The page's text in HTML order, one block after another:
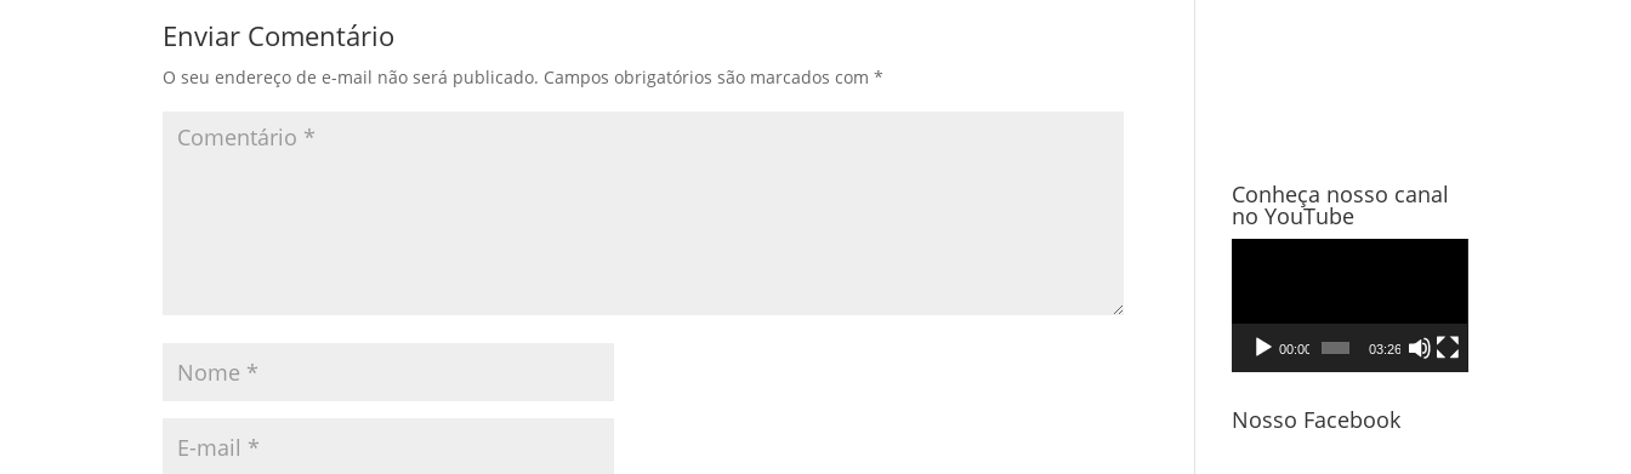
Enviar Comentário
O seu endereço de e-mail não será publicado. Campos obrigatórios são marcados com*
Conheça nosso canal
no YouTube
vídeo
00:00 03:26
Nosso Facebook